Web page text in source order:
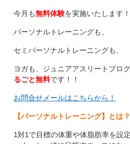
今月も無料体験を実施いたします！
パーソナルトレーニングも、
セミパーソナルトレーニングも、
ヨガも、ジュニアアスリートプログ
るごと無料です！！
お問合せメールはこちらから！
【パーソナルトレーニング】とは？
1対1で目標の体重や体脂肪率を設